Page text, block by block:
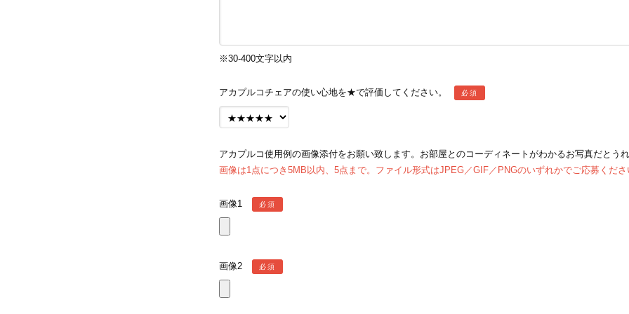
※30-400文字以内
アカプルコチェアの使い心地を★で評価してください。 必須
アカプルコ使用例の画像添付をお願い致します。お部屋とのコーディネートがわかるお写真だとう
画像は1点につき5MB以内、5点まで。ファイル形式はJPEG／GIF／PNGのいずれかでご応募くださ
画像1 必須
画像2 必須